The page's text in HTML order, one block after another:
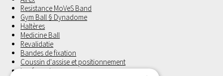
Resistance MoVeS Band
Gym Ball § Dynadome
Haltères
Medicine Ball
Revalidatie
Bandes de fixation
Coussin d'assise et positionnement
Laufwunder